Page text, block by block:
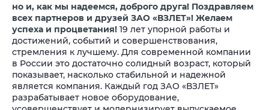
но и, как мы надеемся, доброго друга! Поздравляем
всех партнеров и друзей ЗАО «ВЗЛЕТ»! Желаем
успеха и процветания! 19 лет упорной работы и
достижений, событий и совершенствования,
стремления к лучшему. Для современной компании
в России это достаточно солидный возраст, который
показывает, насколько стабильной и надежной
является компания. Каждый год ЗАО «ВЗЛЕТ»
разрабатывает новое оборудование,